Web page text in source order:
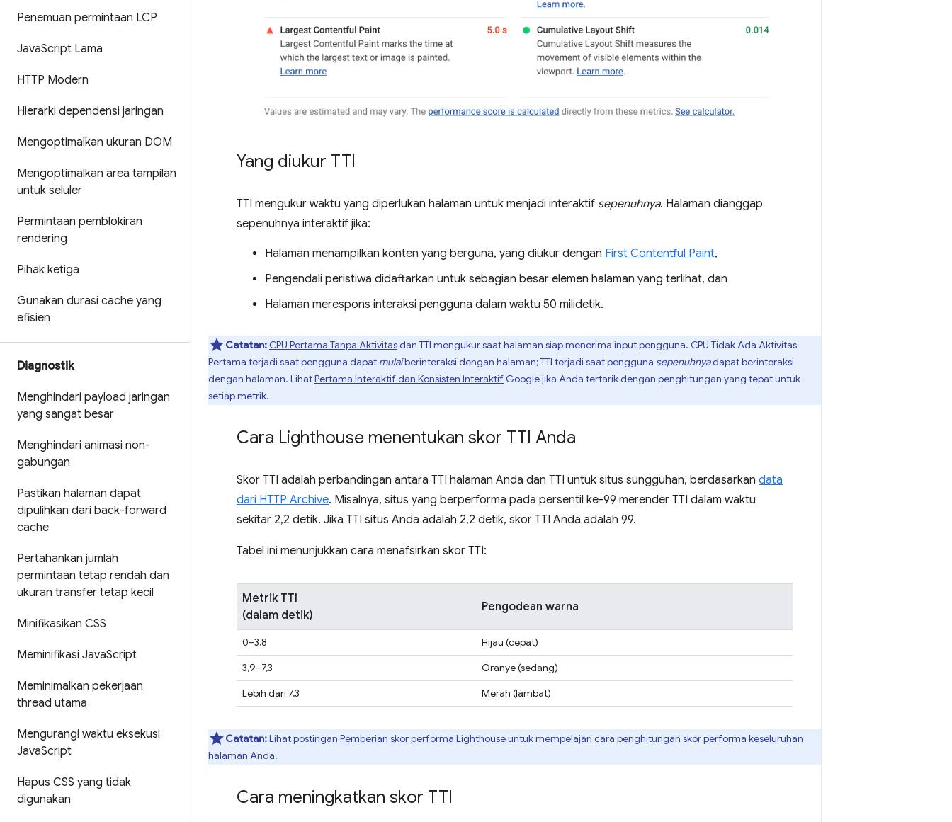
Penemuan permintaan LCP
JavaScript Lama
HTTP Modern
Hierarki dependensi jaringan
Mengoptimalkan ukuran DOM
Mengoptimalkan area tampilan
untuk seluler
Permintaan pemblokiran
rendering
Pihak ketiga
Gunakan durasi cache yang
efisien
Diagnostik
Menghindari payload jaringan
yang sangat besar
Menghindari animasi non-
gabungan
Pastikan halaman dapat
dipulihkan dari back-forward
cache
Pertahankan jumlah
permintaan tetap rendah dan
ukuran transfer tetap kecil
Minifikasikan CSS
Meminifikasi JavaScript
Meminimalkan pekerjaan
thread utama
Mengurangi waktu eksekusi
JavaScript
Hapus CSS yang tidak
digunakan
Yang diukur TTI
TTI mengukur waktu yang diperlukan halaman untuk menjadi interaktif sepenuhnya. Halaman dianggap
sepenuhnya interaktif jika:
Halaman menampilkan konten yang berguna, yang diukur dengan First Contentful Paint,
Pengendali peristiwa didaftarkan untuk sebagian besar elemen halaman yang terlihat, dan
Halaman merespons interaksi pengguna dalam waktu 50 milidetik.
Catatan: CPU Pertama Tanpa Aktivitasdan TTI mengukur saat halaman siap menerima input pengguna. CPU Tidak Ada Aktivitas
Pertama terjadi saat pengguna dapat mulaiberinteraksi dengan halaman; TTI terjadi saat pengguna sepenuhnyadapat berinteraksi
dengan halaman. LihatPertama Interaktif dan Konsisten Interaktif Google jika Anda tertarik dengan penghitungan yang tepat untuk
setiap metrik.
Cara Lighthouse menentukan skor TTI Anda
Skor TTI adalah perbandingan antara TTI halaman Anda dan TTI untuk situs sungguhan, berdasarkan data
dari HTTP Archive. Misalnya, situs yang berperforma pada persentil ke-99 merender TTI dalam waktu
sekitar 2,2 detik. Jika TTI situs Anda adalah 2,2 detik, skor TTI Anda adalah 99.
Tabel ini menunjukkan cara menafsirkan skor TTI:
Metrik TTI
(dalam detik)
Pengodean warna
0–3,8
Hijau (cepat)
3,9–7,3
Oranye (sedang)
Lebih dari 7,3
Merah (lambat)
Catatan:Lihat postingan Pemberian skor performa Lighthouseuntuk mempelajari cara penghitungan skor performa keseluruhan
halaman Anda.
Cara meningkatkan skor TTI